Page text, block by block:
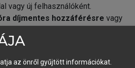
vagy új felhasználóként.
díjmentes hozzáférésre vagy
hozz létre új fiókot.
az önről gyűjtött információkat.